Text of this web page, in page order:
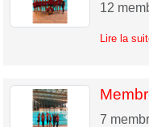
12
Lire la
7